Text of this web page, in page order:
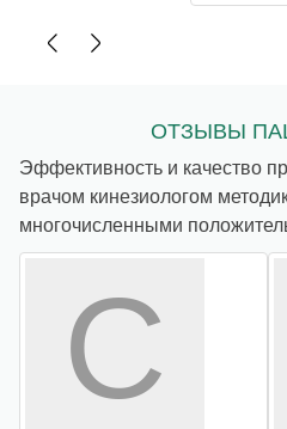
ОТЗЫВЫ
Эффективность и качество
врачом кинезиологом
многочисленными
С